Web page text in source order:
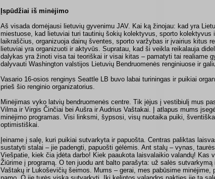
Įspūdžiai iš minėjimo
Aš visada domėjausi lietuvių gyvenimu JAV. Kai ką žinojau: kad yra
miestuose, kad lietuviai turi tautinių šokių kolektyvus, sporto kolektyvus
laikraščius, organizuoja dainų šventes, sporto varžybas ir įvairius kitus
lietuviai yra organizuoti ir aktyvūs. Supratau, kad ši veikla reikalauja
dalykas yra žinoti visa tai teoriškai ir visai kitas – pamatyti tai realiame
dalyvauti Washington valstijos Lietuvių Bendruomenės renginiuose ir
Vasario 16-osios renginys Seattle LB buvo labai turiningas ir puikiai
prieš šio renginio organizatorius.
Minėjimas vyko latvių bendruomenės centre. Tik įėjus į vestibiulį mus
Vilma ir Virgis Činčiai bei Aušra ir Audrius Vaštakai. Į atlapus mums
minėjimo programas. Visi linksmi, šypsosi, visų nuotaika puiki,
optimistiškai.
Įeiname į salę, kuri puikiai sutvarkyta ir papuošta. Centras paliktas
sustatyti stalai – jie padengti, papuošti gėlėmis. Ant stalų – vynas,
Viešpatie, kiek čia įdėta darbo! Kiek paaukota laisvalaikio valandų! Kas
Žiūrime į programą. O ten juodu ant balto parašyta: už salės
Vaštakų ir Lukoševičių šeimos. Mums – gerai, mes pabūsime minėjime,